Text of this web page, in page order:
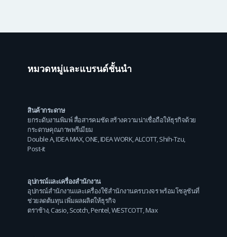
หมวดหมู่และแบรนด์ชั้นนำ
สินค้ากระดาษ
ยกระดับงานพิมพ์ สื่อสารคมชัด สร้างความน่าเชื่อถือให้ธุรกิจด้วย
กระดาษคุณภาพพรีเมียม
Double A,IDEA MAX,ONE,IDEA WORK,ALCOTT,Shih-Tzu,
Post-it
อุปกรณ์และเครื่องสำนักงาน
อุปกรณ์สำนักงานและเครื่องใช้สำนักงานครบวงจร พร้อมโซลูชันที่
ช่วยลดต้นทุน เพิ่มผลผลิตให้ธุรกิจ
ตราช้าง, Casio Scotch Pentel WESTCOTT, Max